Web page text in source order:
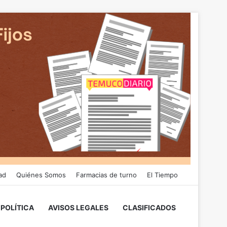
Quiénes Somos Farmacias de turno El Tiempo
POLÍTICA AVISOS LEGALES CLASIFICADOS